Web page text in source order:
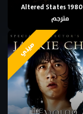
فيلم Altered States 1980
مترجم
صيني